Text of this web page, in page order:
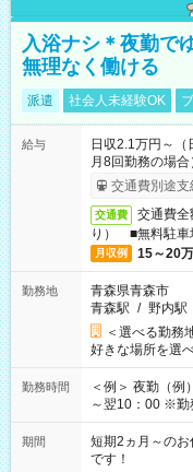
入浴ナシ＊夜勤で
無理なく働ける
派遣 社会人未経験OK
給与
日収2.1万円～
月8回勤務の場合
交通費別途支
交通費
交通費
り） ■無料駐車
月収例 15～20
勤務地
青森県青森市
青森駅 / 野内駅
＜選べる勤
好きな場所を選
勤務時間
＜例＞ 夜勤（
～翌10：00 ※勤務時
みたい」 「しっ
い」など ご希望に
の方の場合は1
期間
短期2ヵ月～の
です！